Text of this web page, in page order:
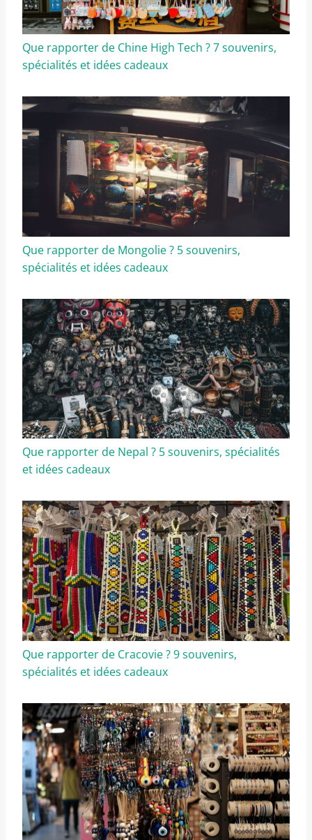
Que rapporter de Chine High Tech ? 7 souvenirs,
spécialités et idées cadeaux
Que rapporter de Mongolie ? 5 souvenirs,
spécialités et idées cadeaux
Que rapporter de Nepal ? 5 souvenirs, spécialités
et idées cadeaux
Que rapporter de Cracovie ? 9 souvenirs,
spécialités et idées cadeaux